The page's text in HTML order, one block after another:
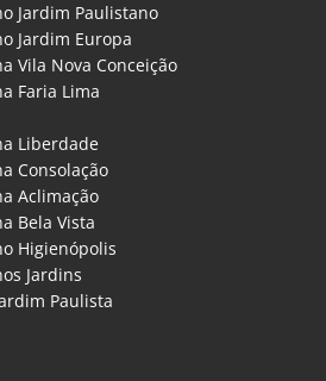
Jardim Paulistano
Jardim Europa
Vila Nova Conceição
Faria Lima
Liberdade
Consolação
Aclimação
Bela Vista
Higienópolis
Jardins
Paulista